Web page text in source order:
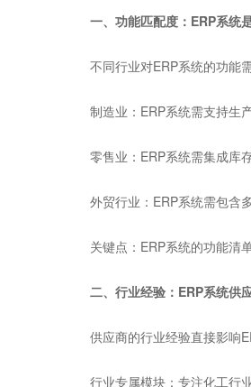
一、功能匹配度：ERP系统
不同行业对ERP系统的功能需
制造业：ERP系统需支持生产
零售业：ERP系统需集成库存
外贸行业：ERP系统需包含多
关键点：ERP系统的功能清单
二、行业经验：ERP系统供
供应商的行业经验直接影响
行业专属模块：专注化工行业